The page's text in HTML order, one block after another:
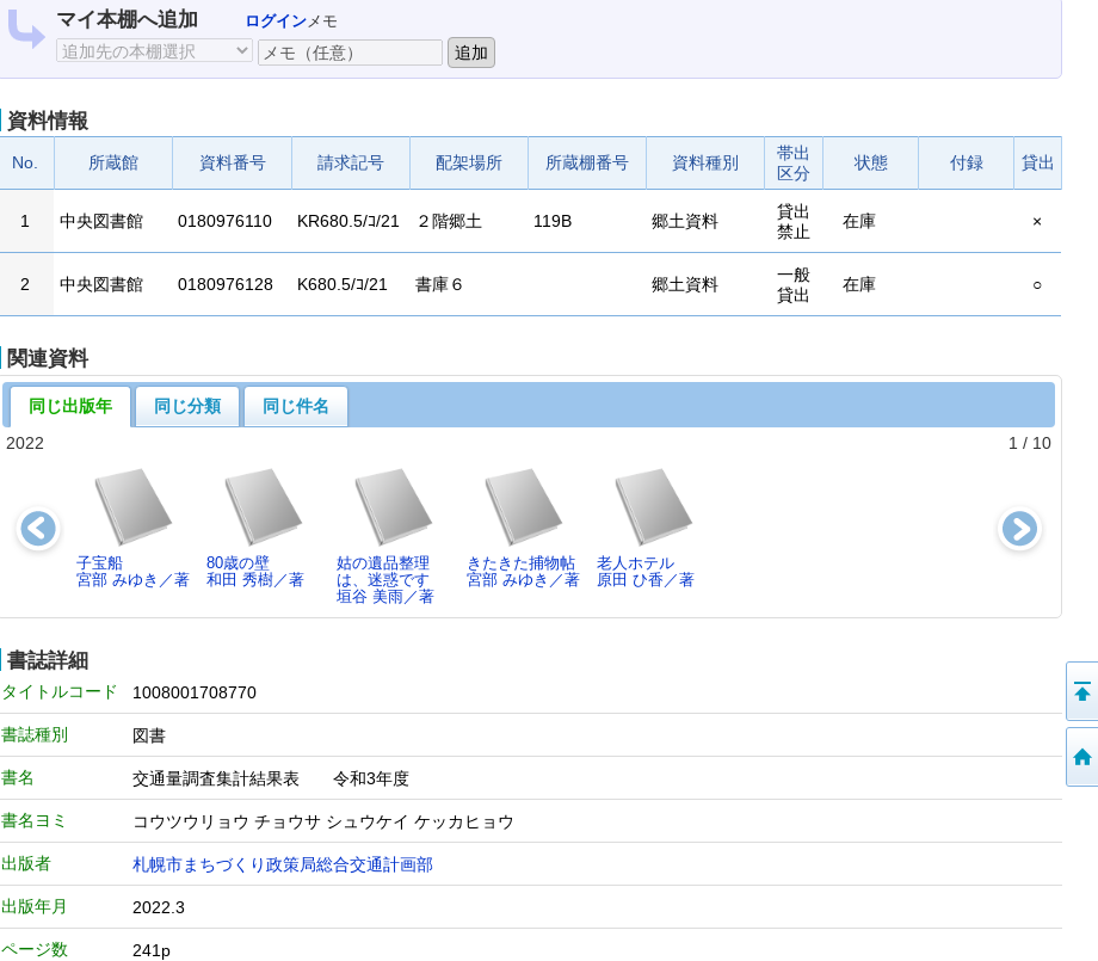
マイ本棚へ追加 ログインメモ
資料情報
No. 所蔵館 資料番号 請求記号 配架場所 所蔵棚番号 資料種別
帯出
区分
状態 付録 貸出
1 中央図書館 0180976110 KR680.5/ｺ/21 ２階郷土 119B 郷土資料
貸出
禁止
在庫 ×
2 中央図書館 0180976128 K680.5/ｺ/21 書庫６ 郷土資料
一般
貸出
在庫 ○
関連資料
同じ出版年 同じ分類
同じ件名
2022
1 / 10
子宝船
宮部 みゆき／著
80歳の壁
和田 秀樹／著
姑の遺品整理
は、迷惑です
垣谷 美雨／著
きたきた捕物帖
宮部 みゆき／著
老人ホテル
原田 ひ香／著
書誌詳細
タイトルコード 1008001708770
書誌種別 図書
書名 交通量調査集計結果表 令和3年度
書名ヨミ コウツウリョウ チョウサ シュウケイ ケッカヒョウ
出版者 札幌市まちづくり政策局総合交通計画部
出版年月 2022.3
ページ数 241p